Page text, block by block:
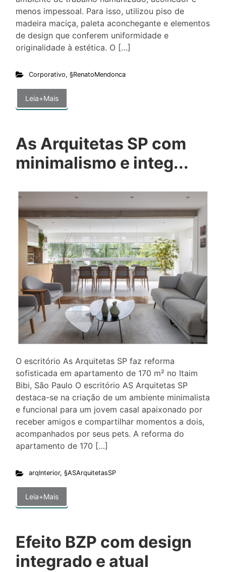
menos impessoal. Para isso, utilizou piso de
madeira maciça, paleta aconchegante e elementos
de design que conferem uniformidade e
originalidade à estética. O […]
Corporativo, §RenatoMendonca
Leia+Mais
As Arquitetas SP com
minimalismo e integ...
O escritório As Arquitetas SP faz reforma
sofisticada em apartamento de 170 m² no Itaim
Bibi, São Paulo O escritório AS Arquitetas SP
destaca-se na criação de um ambiente minimalista
e funcional para um jovem casal apaixonado por
receber amigos e compartilhar momentos a dois,
acompanhados por seus pets. A reforma do
apartamento de 170 […]
arqInterior, §ASArquitetasSP
Leia+Mais
Efeito BZP com design
integrado e atual